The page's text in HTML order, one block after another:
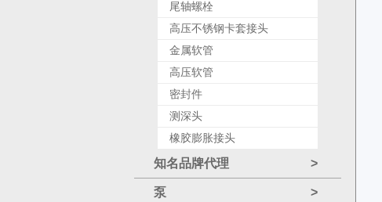
尾轴螺栓
高压不锈钢卡套接头
金属软管
高压软管
密封件
测深头
橡胶膨胀接头
知名品牌代理 >
泵 >